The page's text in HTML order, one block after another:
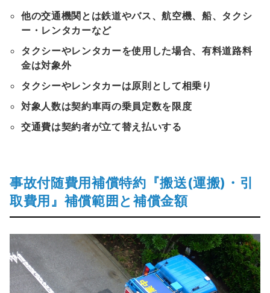
他の交通機関とは鉄道やバス、航空機、船、タクシ
ー・レンタカーなど
タクシーやレンタカーを使用した場合、有料道路料
金は対象外
タクシーやレンタカーは原則として相乗り
対象人数は契約車両の乗員定数を限度
交通費は契約者が立て替え払いする
事故付随費用補償特約『搬送(運搬)・引
取費用』補償範囲と補償金額